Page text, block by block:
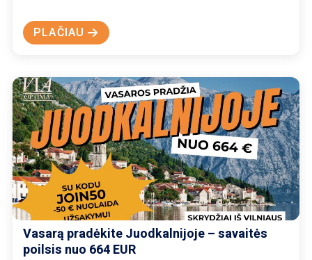
PLAČIAUABOUT
JOIN
-50
EUR
NUOLAIDĄ
KELIONIŲ
PAKETAMS!
Vasarą pradėkite Juodkalnijoje – savaitės
poilsis nuo 664 EUR